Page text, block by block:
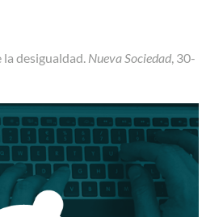
desigualdad. Nueva Sociedad, 30-